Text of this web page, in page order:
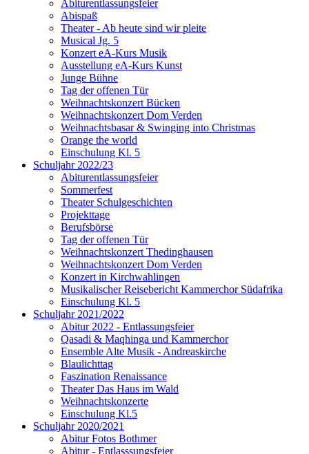
Abiturentlassungsfeier
Abispaß
Theater - Ab heute sind wir pleite
Musical Jg. 5
Konzert eA-Kurs Musik
Ausstellung eA-Kurs Kunst
Junge Bühne
Tag der offenen Tür
Weihnachtskonzert Bücken
Weihnachtskonzert Dom Verden
Weihnachtsbasar & Swinging into Christmas
Orange the world
Einschulung Kl. 5
Schuljahr 2022/23
Abiturentlassungsfeier
Sommerfest
Theater Schulgeschichten
Projekttage
Berufsbörse
Tag der offenen Tür
Weihnachtskonzert Thedinghausen
Weihnachtskonzert Dom Verden
Konzert in Kirchwahlingen
Musikalischer Reisebericht Kammerchor Südafrika
Einschulung Kl. 5
Schuljahr 2021/2022
Abitur 2022 - Entlassungsfeier
Qasadi & Maqhinga und Kammerchor
Ensemble Alte Musik - Andreaskirche
Blaulichttag
Faszination Renaissance
Theater Das Haus im Wald
Weihnachtskonzerte
Einschulung Kl.5
Schuljahr 2020/2021
Abitur Fotos Bothmer
Abitur - Entlasssungsfeier